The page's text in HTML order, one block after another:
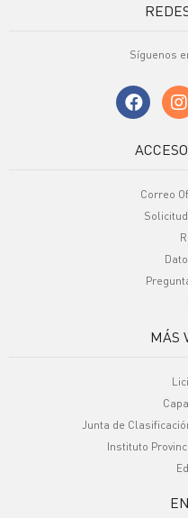
Síguenos
Correo
MÁS
Junta de
Instituto